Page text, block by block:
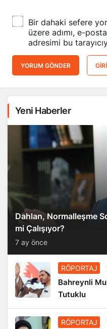
Bir dahaki sefere
üzere adımı, e-
adresimi bu
YORUM GÖNDER
Yeni Haberler
Dahlan, Normalleşme
mi Çalışıyor?
7 ay önce
RÖPORTAJ
Bahreynli
Tutuklu
RÖPORTAJ